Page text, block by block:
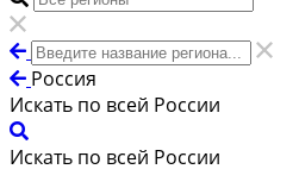
Россия
Искать по всей России
Искать по всей России